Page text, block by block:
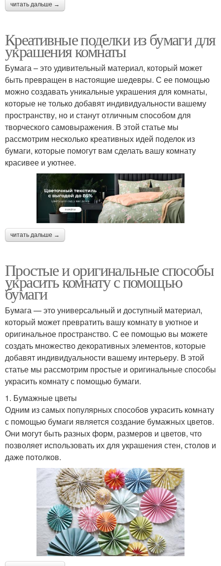
читать дальше →
Креативные поделки из бумаги для
украшения комнаты
Бумага – это удивительный материал, который может
быть превращен в настоящие шедевры. С ее помощью
можно создавать уникальные украшения для комнаты,
которые не только добавят индивидуальности вашему
пространству, но и станут отличным способом для
творческого самовыражения. В этой статье мы
рассмотрим несколько креативных идей поделок из
бумаги, которые помогут вам сделать вашу комнату
красивее и уютнее.
читать дальше →
Простые и оригинальные способы
украсить комнату с помощью
бумаги
Бумага — это универсальный и доступный материал,
который может превратить вашу комнату в уютное и
оригинальное пространство. С ее помощью вы можете
создать множество декоративных элементов, которые
добавят индивидуальности вашему интерьеру. В этой
статье мы рассмотрим простые и оригинальные способы
украсить комнату с помощью бумаги.
1. Бумажные цветы
Одним из самых популярных способов украсить комнату
с помощью бумаги является создание бумажных цветов.
Они могут быть разных форм, размеров и цветов, что
позволяет использовать их для украшения стен, столов и
даже потолков.